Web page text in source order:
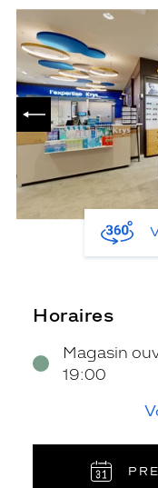
PRÉCÉDENT
Horaires
Magasin
19:00